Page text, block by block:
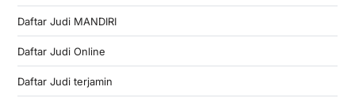
Daftar Judi MANDIRI
Daftar Judi Online
Daftar Judi terjamin